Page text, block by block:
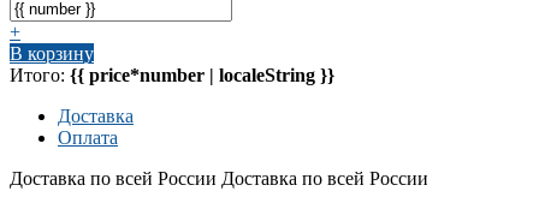
+
В корзину
Итого: {{ price*number | localeString }}
Доставка
Оплата
Доставка по всей России Доставка по всей России